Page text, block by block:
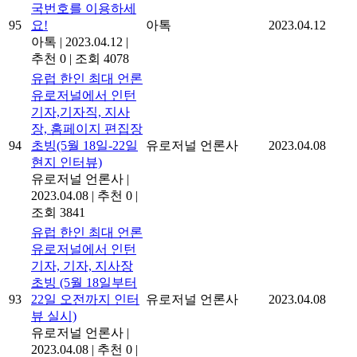
95
국번호를 이용하세
요!
아톡 | 2023.04.12 |
추천 0 | 조회 4078
아톡 2023.04.12
94
유럽 한인 최대 언론
유로저널에서 인턴
기자,기자직, 지사
장, 홈페이지 편집장
초빙(5월 18일-22일
현지 인터뷰)
유로저널 언론사 |
2023.04.08 | 추천 0 |
조회 3841
유로저널 언론사 2023.04.08
93
유럽 한인 최대 언론
유로저널에서 인턴
기자, 기자, 지사장
초빙 (5월 18일부터
22일 오전까지 인터
뷰 실시)
유로저널 언론사 |
2023.04.08 | 추천 0 |
유로저널 언론사 2023.04.08